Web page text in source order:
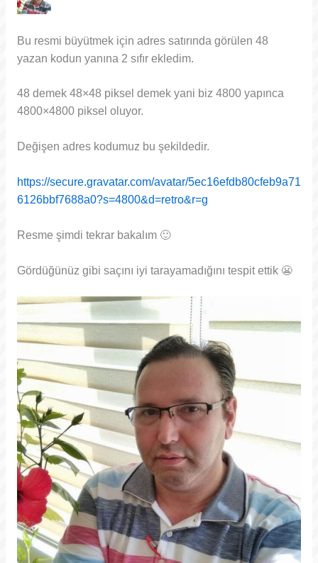
Bu resmi büyütmek için adres satırında görülen 48
yazan kodun yanına 2 sıfır ekledim.
48 demek 48×48 piksel demek yani biz 4800 yapınca
4800×4800 piksel oluyor.
Değişen adres kodumuz bu şekildedir.
https://secure.gravatar.com/avatar/5ec16efdb80cfeb9a71
6126bbf7688a0?s=4800&d=retro&r=g
Resme şimdi tekrar bakalım 🙂
Gördüğünüz gibi saçını iyi tarayamadığını tespit ettik 😬